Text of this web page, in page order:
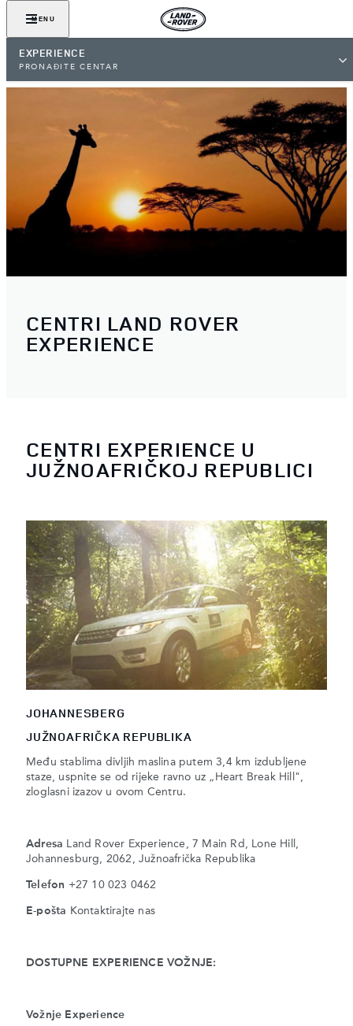
MENU
EXPERIENCE
PRONAĐITE CENTAR
CENTRI LAND ROVER
EXPERIENCE
CENTRI EXPERIENCE U
JUŽNOAFRIČKOJ REPUBLICI
JOHANNESBERG
JUŽNOAFRIČKA REPUBLIKA
Među stablima divljih maslina putem 3,4 km izdubljene
staze, uspnite se od rijeke ravno uz „Heart Break Hill",
zloglasni izazov u ovom Centru.
Adresa Land Rover Experience, 7 Main Rd, Lone Hill,
Johannesburg, 2062, Južnoafrička Republika
Telefon +27 10 023 0462
E-pošta Kontaktirajte nas
DOSTUPNE EXPERIENCE VOŽNJE:
Vožnje Experience